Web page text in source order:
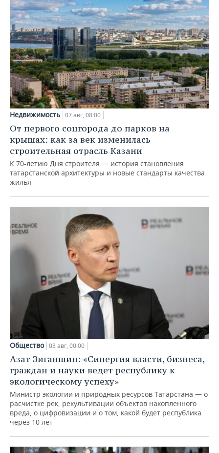
Недвижимость 07 авг, 08:00
От первого соцгорода до парков на
крышах: как за век изменилась
строительная отрасль Казани
К 70-летию Дня строителя — история становления
татарстанской архитектуры и новые стандарты качества
жилья
Общество 03 авг, 00:00
Азат Зиганшин: «Синергия власти, бизнеса,
граждан и науки ведет республику к
экологическому успеху»
Министр экологии и природных ресурсов Татарстана — о
расчистке рек, рекультивации объектов накопленного
вреда, о цифровизации и о том, какой будет республика
через 10 лет